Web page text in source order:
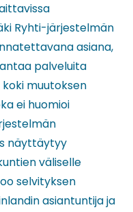
Ryhti-järjestelmän
asiana,
palveluita
muutoksen
ei huomioi
näyttäytyy
väliselle
selvityksen
asiantuntija ja